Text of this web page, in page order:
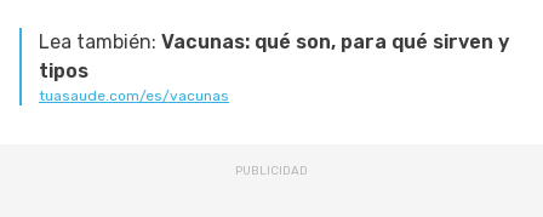
Lea también: Vacunas: qué son, para qué sirven y
tipos
tuasaude.com/es/vacunas